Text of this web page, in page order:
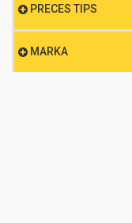
PRECES TIPS
MARKA